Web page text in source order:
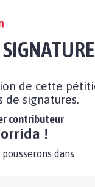
de cette
de signatures.
contributeur
!
dans